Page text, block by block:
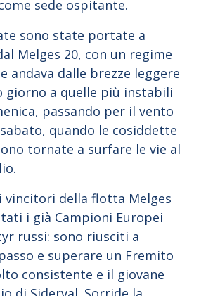
sede ospitante.
sono state portate a
Melges 20, con un regime
andava dalle brezze leggere
giorno a quelle più instabili
passando per il vento
quando le cosiddette
tornate a surfare le vie al
vincitori della flotta Melges
i già Campioni Europei
russi: sono riusciti a
e superare un Fremito
consistente e il giovane